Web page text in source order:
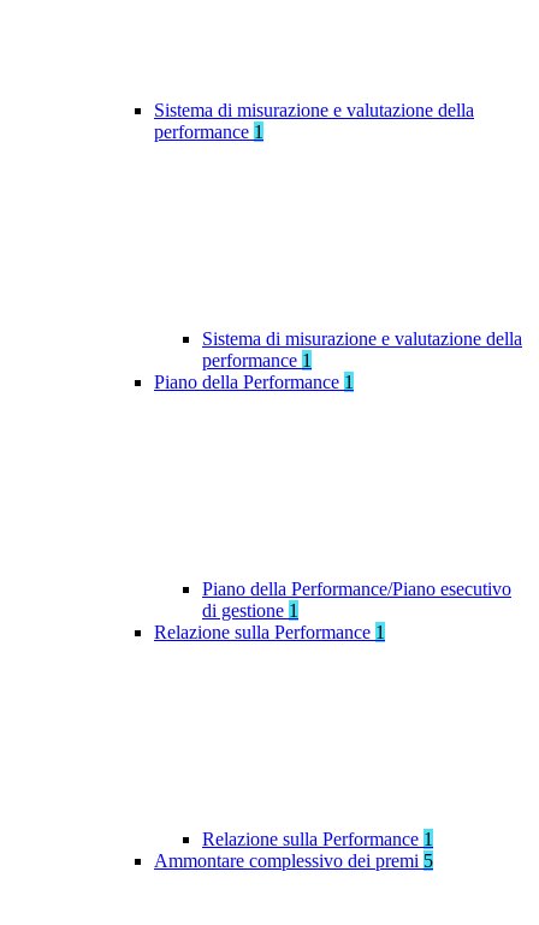
Sistema di misurazione e valutazione della
performance 1
Sistema di misurazione e valutazione della
performance 1
Piano della Performance 1
Piano della Performance/Piano esecutivo
di gestione 1
Relazione sulla Performance 1
Relazione sulla Performance 1
Ammontare complessivo dei premi 5